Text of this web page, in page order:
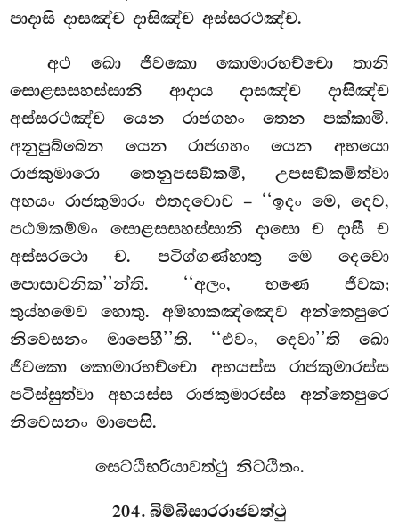
පාදාසි දාසඤ්ච දාසිඤ්ච අස්සරථඤ්ච.
අථ ඛො ජීවකො කොමාරභච්චො තානි
සොළසසහස්සානි ආදාය දාසඤ්ච දාසිඤ්ච
අස්සරථඤ්ච යෙන රාජගහං තෙන පක්කාමි.
අනුපුබ්බෙන යෙන රාජගහං යෙන අභයො
රාජකුමාරො තෙනුපසඞ්කමි, උපසඞ්කමිත්වා
අභයං රාජකුමාරං එතදවොච – ‘‘ඉදං මෙ, දෙව,
පඨමකම්මං සොළසසහස්සානි දාසො ච දාසී ච
අස්සරථො ච. පටිග්ගණ්හාතු මෙ දෙවො
පොසාවනික’’න්ති. ‘‘අලං, භණෙ ජීවක;
තුය්හමෙව හොතු. අම්හාකඤ්ඤෙව අන්තෙපුරෙ
නිවෙසනං මාපෙහී’’ති. ‘‘එවං, දෙවා’’ති ඛො
ජීවකො කොමාරභච්චො අභයස්ස රාජකුමාරස්ස
පටිස්සුත්වා අභයස්ස රාජකුමාරස්ස අන්තෙපුරෙ
නිවෙසනං මාපෙසි.
සෙට්ඨිභරියාවත්ථු නිට්ඨිතං.
204. බිම්බිසාරරාජවත්ථු